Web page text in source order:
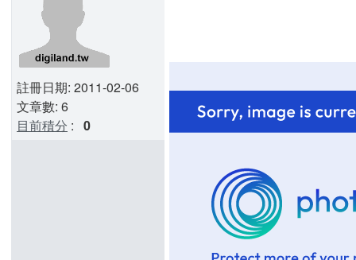
註冊日期: 2011-02-06
文章數: 6
目前積分 : 0